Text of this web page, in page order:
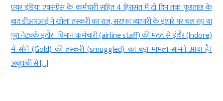
एयर इंडिया एक्सप्रेस के कर्मचारी सहित 4 हिरासत में दो दिन तक पूछताछ के
बाद डीआरआई ने खोला तस्करी का राज, सराफा व्यापारी के इशारे पर चल रहा था
पूरा नेटवर्क इंदौर। विमान कर्मचारी (airline staff) की मदद से इंदौर (Indore)
में सोने (Gold) की तस्करी (smuggled) का बड़ा मामला सामने आया है।
अबूधाबी से […]